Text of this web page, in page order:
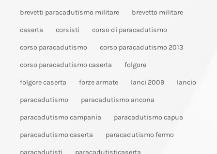
brevetti paracadutismo militare brevetto militare
caserta corsisti corso di paracadutismo
corso paracadutismo corso paracadutismo 2013
corso paracadutismo caserta folgore
folgore caserta forze armate lanci 2009 lancio
paracadutismo paracadutismo ancona
paracadutismo campania paracadutismo capua
paracadutismo caserta paracadutismo fermo